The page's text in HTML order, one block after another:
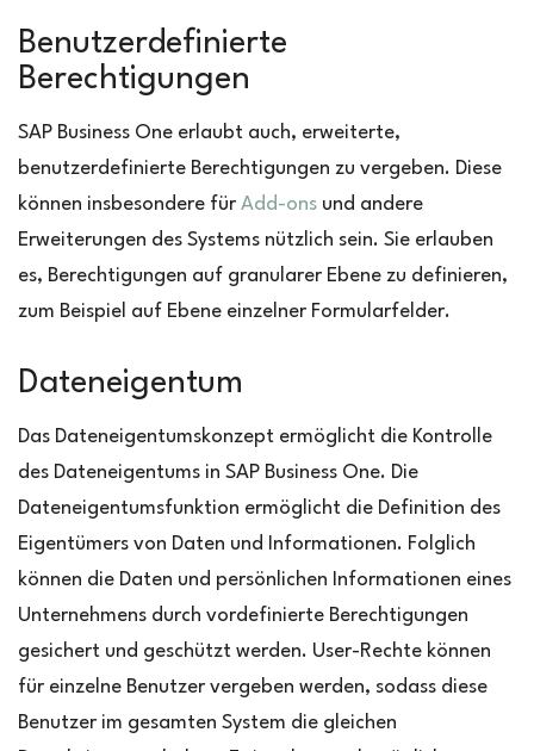
Benutzerdefinierte
Berechtigungen
SAP Business One erlaubt auch, erweiterte,
benutzerdefinierte Berechtigungen zu vergeben. Diese
können insbesondere für Add-ons und andere
Erweiterungen des Systems nützlich sein. Sie erlauben
es, Berechtigungen auf granularer Ebene zu definieren,
zum Beispiel auf Ebene einzelner Formularfelder.
Dateneigentum
Das Dateneigentumskonzept ermöglicht die Kontrolle
des Dateneigentums in SAP Business One. Die
Dateneigentumsfunktion ermöglicht die Definition des
Eigentümers von Daten und Informationen. Folglich
können die Daten und persönlichen Informationen eines
Unternehmens durch vordefinierte Berechtigungen
gesichert und geschützt werden. User-Rechte können
für einzelne Benutzer vergeben werden, sodass diese
Benutzer im gesamten System die gleichen